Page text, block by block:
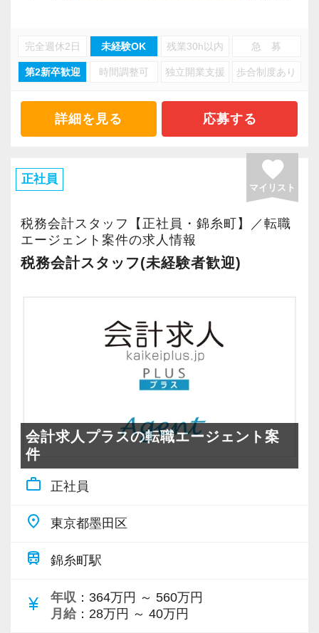
監査担当（10件前後） ＋ 正確な処理が得意
で、決算処理を多くこなすスペシャリストに
【充実した研修体制／気が付けば経営のプロフ
ェッショナルに】
社会人になってから自発的に知識、経験を得る
ことは非常に大変です。当社の特徴でもある朝8
時からの勉強会では、消費税の実務知識の習
得、決算書の作成方法習得等々、プロフェッシ
ョナルになるための講習を実施しており、知識
を定着されるために考査も実施しています。勿
ートしていく体制も整っていますので、未経験
の方でも安心して仕事に取り組んで頂けます。
結果的に、6ヶ月後には顧問先に訪問できるレベ
ルになっています。また、顧問先一社に対し、
複数人対応制度を取っているため、上司以外に
ります。
【税理士資格がなくても活躍できる／給与も資
格は関係なし】
ません。全員が年齢、性別、学歴に関係なく活
活躍しています。
を推奨しています。CFP資格は税務、社労、保
私たちが目指すのは、「経営のプロフェッショ
ナル」。
それは単に「経営ができる人」ではありませ
経営者が抱えるあらゆる悩みに寄り添い、解決
へ導く存在でありたい――そんな強い想いが、
税務会計は経営と深く結びついています。
だからこそ、まずは3年間、税務会計の現場で徹
底的に経験を積みます。
顧問先の課題に触れ、共に考え、向き合うなか
で、自分の「やりたいこと」や「得意なこと」
そしてその「やりたいこと」に全力で取り組ん
顧問先から感謝の言葉をもらえる――それが私
たちの何よりのやりがいです。
私たちと一緒に、あなたの「やりたいこと」、
■業務範囲のご紹介 〜税務にとどまらない、幅
広いフィールド〜
私たちの業務は、いわゆる「税務会計」にとど
経営者のあらゆる課題に寄り添う“経営のパート
ナー”として、幅広い領域で専門性を発揮してい
ます。
たとえば、以下のような相談・支援を日常的に
行っています：
完全週休2日 未経験OK 残業30h以内 急 募
第2新卒歓迎 時間調整可 独立開業支援 歩合制度あり
詳細を見る 応募する
正社員 favorite
マイリスト
税務会計スタッフ【正社員・錦糸町】／転職
エージェント案件の求人情報
税務会計スタッフ(未経験者歓迎)
会計求人プラスの転職エージェント案
件
work_outline 正社員
place 東京都墨田区
train 錦糸町駅
currency_yen 年収 ：364万円 ～ 560万円
月給 ：28万円 ～ 40万円